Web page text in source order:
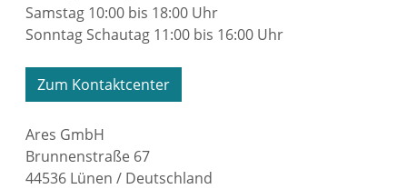
Samstag 10:00 bis 18:00 Uhr
Sonntag Schautag 11:00 bis 16:00 Uhr
Zum Kontaktcenter
Ares GmbH
Brunnenstraße 67
44536 Lünen / Deutschland